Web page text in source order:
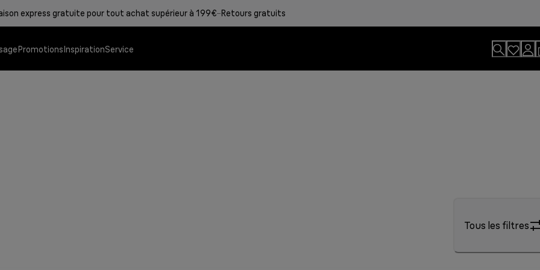
express gratuite pour tout achat supérieur à 199€ Retours gratuits
PromotionsInspirationService
Tous les filtres